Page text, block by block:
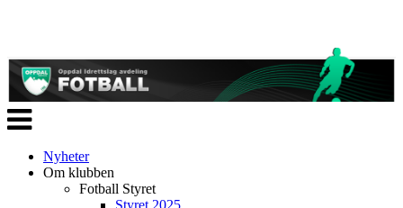
Veksle
navigasjon
Nyheter
Om klubben
Fotball Styret